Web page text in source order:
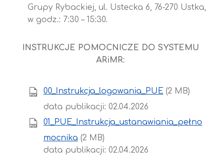
Grupy Rybackiej, ul. Ustecka 6, 76-270 Ustka,
w godz.: 7:30 – 15:30.
INSTRUKCJE POMOCNICZE DO SYSTEMU
ARiMR:
00_Instrukcja_logowania_PUE (2 MB)
data publikacji: 02.04.2026
01_PUE_Instrukcja_ustanawiania_pełno
mocnika (2 MB)
data publikacji: 02.04.2026